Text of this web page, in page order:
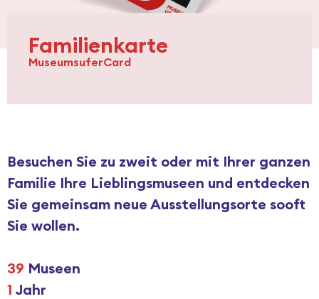
Familienkarte
MuseumsuferCard
Besuchen Sie zu zweit oder mit Ihrer ganzen
Familie Ihre Lieblingsmuseen und entdecken
Sie gemeinsam neue Ausstellungsorte sooft
Sie wollen.
39 Museen
1 Jahr